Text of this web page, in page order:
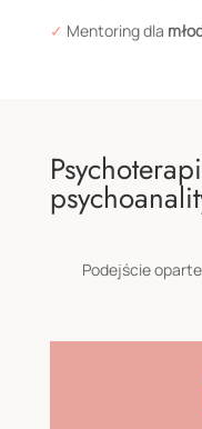
✓ Mentoring dla
Podejście